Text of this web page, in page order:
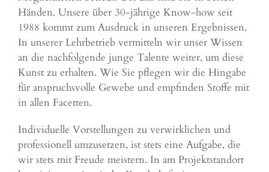
Händen. Unsere über 30-jährige Know-how seit
1988 kommt zum Ausdruck in unseren Ergebnissen.
In unserer Lehrbetrieb vermitteln wir unser Wissen
an die nachfolgende junge Talente weiter, um diese
Kunst zu erhalten. Wie Sie pflegen wir die Hingabe
für anspruchsvolle Gewebe und empfinden Stoffe mit
in allen Facetten.
Individuelle Vorstellungen zu verwirklichen und
professionell umzusetzen, ist stets eine Aufgabe, die
wir stets mit Freude meistern. In am Projektstandort